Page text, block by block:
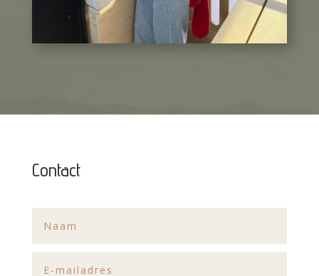
Contact